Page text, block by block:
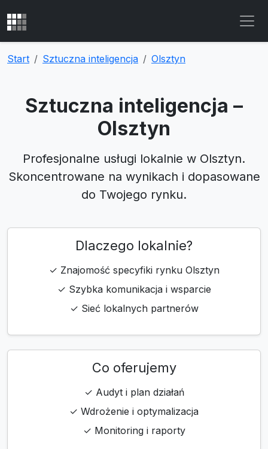
Start Sztuczna inteligencja Olsztyn
Sztuczna inteligencja –
Olsztyn
Profesjonalne usługi lokalnie w Olsztyn.
Skoncentrowane na wynikach i dopasowane
do Twojego rynku.
Dlaczego lokalnie?
✓ Znajomość specyfiki rynku Olsztyn
✓ Szybka komunikacja i wsparcie
✓ Sieć lokalnych partnerów
Co oferujemy
✓ Audyt i plan działań
✓ Wdrożenie i optymalizacja
✓ Monitoring i raporty